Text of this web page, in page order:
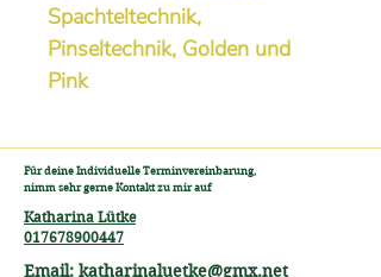
Spachteltechnik,
Pinseltechnik, Golden und
Pink
Für deine Individuelle Terminvereinbarung,
nimm sehr gerne Kontakt zu mir auf
Katharina Lütke
017678900447
Email: katharinaluetke@gmx.net